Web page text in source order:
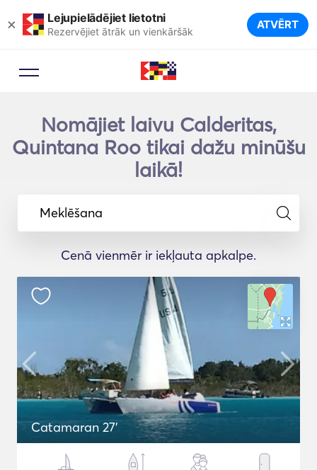
× Lejupielādējiet lietotni
Rezervējiet ātrāk un vienkāršāk ATVĒRT
Nomājiet laivu Calderitas,
Quintana Roo tikai dažu minūšu
laikā!
Meklēšana
Cenā vienmēr ir iekļauta apkalpe.
Catamaran 27'